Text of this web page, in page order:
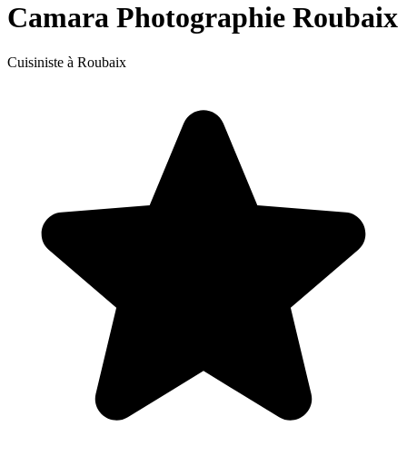
Camara Photographie Roubaix
Cuisiniste à Roubaix